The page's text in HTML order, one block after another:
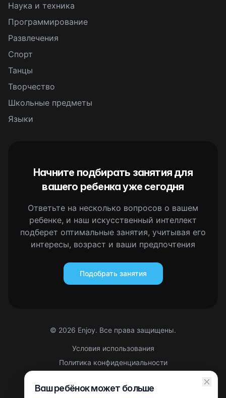
Наука и техника
Программирование
Развлечения
Спорт
Танцы
Творчество
Школьные предметы
Языки
Начните подбирать занятия для
вашего ребенка уже сегодня
Ответьте на несколько вопросов о вашем
ребенке, и наш искусственный интеллект
подберет оптимальные занятия, учитывая его
интересы, возраст и ваши предпочтения
Подобрать занятия
© 2026 Enjoy. Все права защищены.
Условия использования
Политика конфиденциальности
Партнерская оферта
Ваш ребёнок может больше